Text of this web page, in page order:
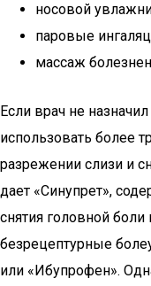
носовой
паровые
массаж
Если врач не
использовать более
разрежении слизи и
дает «Синупрет»,
снятия головной
безрецептурные
или «Ибупрофен».